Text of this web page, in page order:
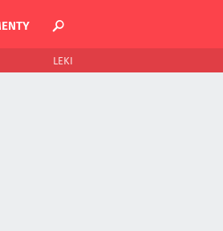
LEKI